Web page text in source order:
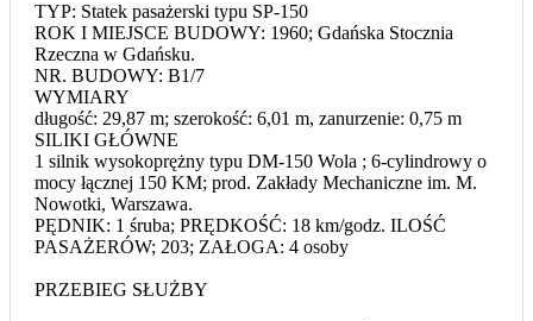
TYP: Statek pasażerski typu SP-150
ROK I MIEJSCE BUDOWY: 1960; Gdańska Stocznia
Rzeczna w Gdańsku.
NR. BUDOWY: B1/7
WYMIARY
długość: 29,87 m; szerokość: 6,01 m, zanurzenie: 0,75 m
SILIKI GŁÓWNE
1 silnik wysokoprężny typu DM-150 Wola ; 6-cylindrowy o
mocy łącznej 150 KM; prod. Zakłady Mechaniczne im. M.
Nowotki, Warszawa.
PĘDNIK: 1 śruba; PRĘDKOŚĆ: 18 km/godz. ILOŚĆ
PASAŻERÓW; 203; ZAŁOGA: 4 osoby
PRZEBIEG SŁUŻBY